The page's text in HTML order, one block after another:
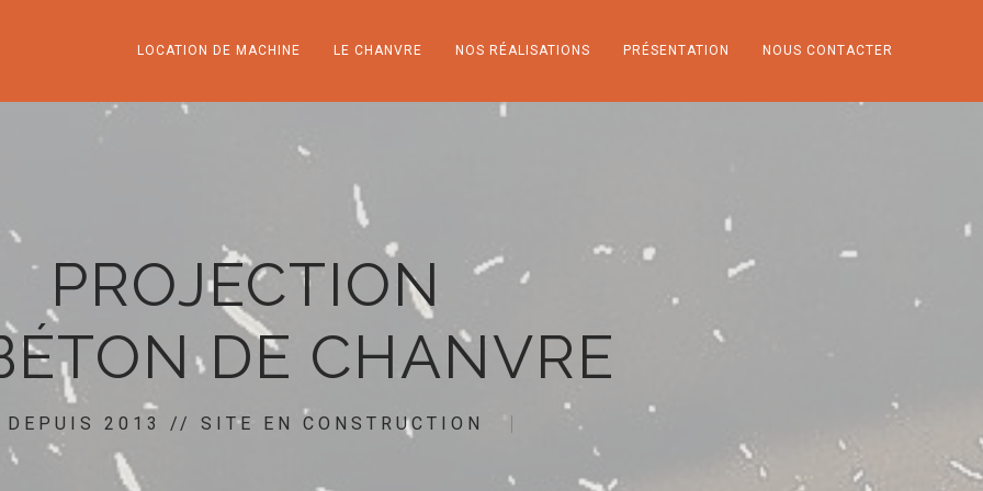
LOCATION DE MACHINE LE CHANVRE NOS RÉALISATIONS PRÉSENTATION NOUS CONTACTER
PROJECTION
DE CHANVRE
DEPUIS 2013 // SITE EN CONSTRUCTION